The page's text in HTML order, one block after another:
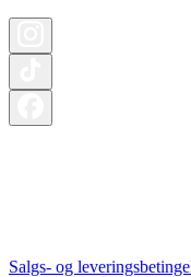
Salgs- og